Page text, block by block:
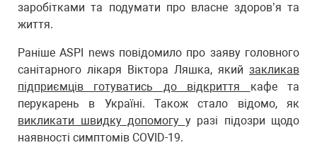
заробітками та подумати про власне здоров’я та
життя.
Раніше ASPI news повідомило про заяву головного
санітарного лікаря Віктора Ляшка, який закликав
підприємців готуватись до відкриття кафе та
перукарень в Україні. Також стало відомо, як
викликати швидку допомогу у разі підозри щодо
наявності симптомів COVID-19.